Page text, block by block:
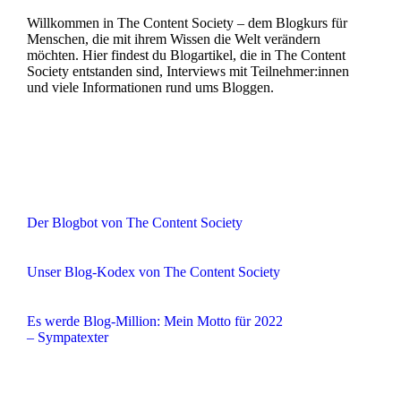
Willkommen in The Content Society – dem Blogkurs für
Menschen, die mit ihrem Wissen die Welt verändern
möchten. Hier findest du Blogartikel, die in The Content
Society entstanden sind, Interviews mit Teilnehmer:innen
und viele Informationen rund ums Bloggen.
Der Blogbot von The Content Society
Unser Blog-Kodex von The Content Society
Es werde Blog-Million: Mein Motto für 2022
– Sympatexter